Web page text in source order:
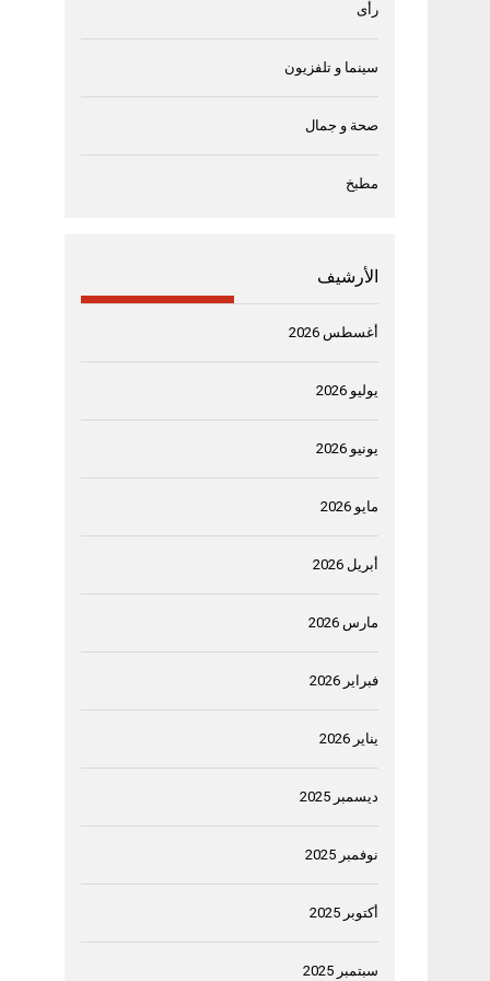
رأى
سينما و تلفزيون
صحة و جمال
مطبخ
الأرشيف
أغسطس 2026
يوليو 2026
يونيو 2026
مايو 2026
أبريل 2026
مارس 2026
فبراير 2026
يناير 2026
ديسمبر 2025
نوفمبر 2025
أكتوبر 2025
سبتمبر 2025